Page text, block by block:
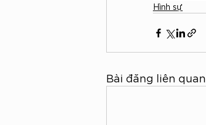
Hình sự
Bài đăng liên quan